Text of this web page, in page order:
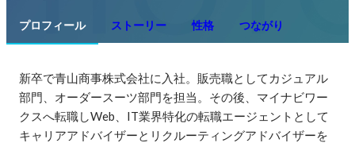
プロフィール ストーリー 性格 つながり
新卒で青山商事株式会社に入社。販売職としてカジュアル
部門、オーダースーツ部門を担当。その後、マイナビワー
クスへ転職しWeb、IT業界特化の転職エージェントとして
キャリアアドバイザーとリクルーティングアドバイザーを